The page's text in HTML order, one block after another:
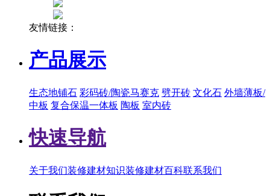
友情链接：
产品展示
生态地铺石 彩码砖/陶瓷马赛克 劈开砖 文化石 外墙薄板/
中板 复合保温一体板 陶板 室内砖
快速导航
关于我们装修建材知识装修建材百科联系我们